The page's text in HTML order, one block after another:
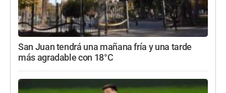
San Juan tendrá una mañana fría y una tarde
más agradable con 18°C